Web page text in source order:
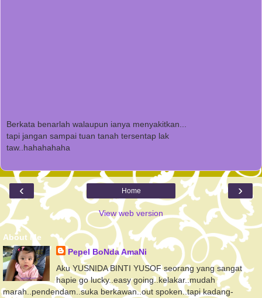
Berkata benarlah walaupun ianya menyakitkan...
tapi jangan sampai tuan tanah tersentap lak
taw..hahahahaha
‹ ›
Home
View web version
About Me
Pepel BoNda AmaNi
Aku YUSNIDA BINTI YUSOF seorang yang sangat
hapie go lucky..easy going..kelakar..mudah
marah..pendendam..suka berkawan..out spoken..tapi kadang-